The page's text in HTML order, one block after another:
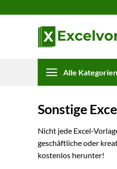
Inhalt
Alle Kategorien
Sonstige
Nicht jede Excel-
geschäftliche oder
kostenlos herunter!